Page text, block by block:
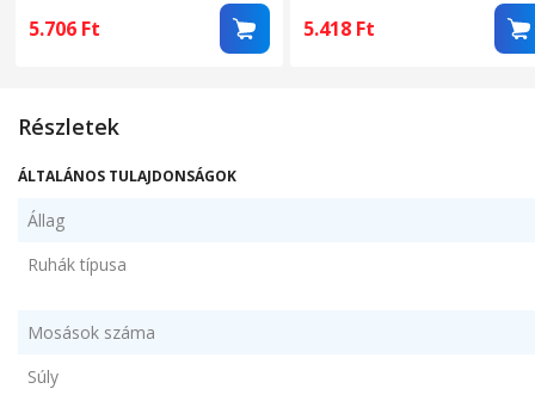
5.706 Ft 5.418 Ft
Részletek
ÁLTALÁNOS TULAJDONSÁGOK
Állag
Ruhák típusa
Mosások száma
Súly